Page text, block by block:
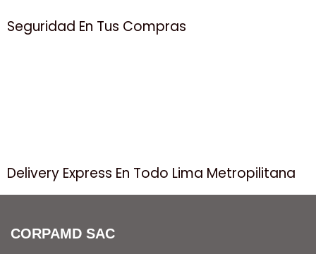
Seguridad En Tus Compras
Delivery Express En Todo Lima Metropilitana
CORPAMD SAC